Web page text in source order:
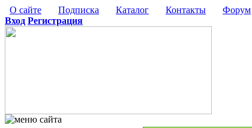
О сайте Подписка Каталог Контакты Форум
Вход Регистрация